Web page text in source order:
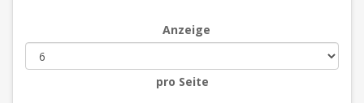
Anzeige
pro Seite